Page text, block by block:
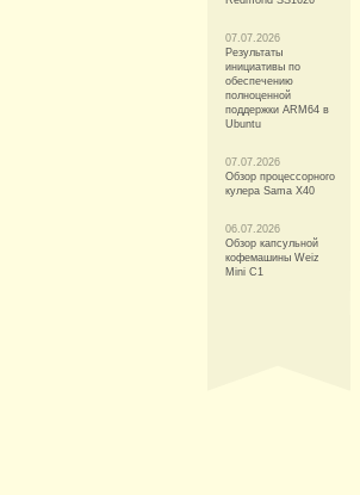
07.07.2026
Результаты
инициативы по
обеспечению
полноценной
поддержки ARM64 в
Ubuntu
07.07.2026
Обзор процессорного
кулера Sama X40
06.07.2026
Обзор капсульной
кофемашины Weiz
Mini C1